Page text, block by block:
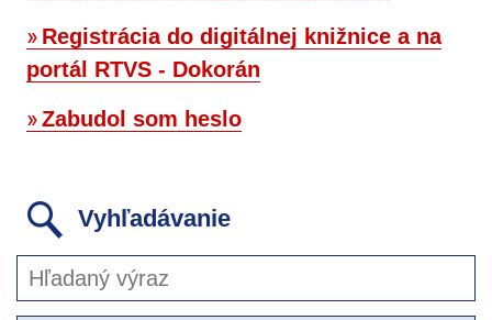
Registrácia do digitálnej knižnice a na
portál RTVS - Dokorán
Zabudol som heslo
Vyhľadávanie